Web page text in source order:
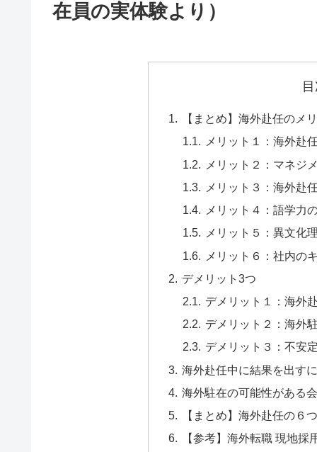
在員の実体験より）
【まとめ】海外赴任のメ
メリット１：海外赴
メリット２：マネジ
メリット３：海外赴
メリット４：語学力
メリット５：異文化
メリット６：社内の
デメリット3つ
デメリット１：海外
デメリット２：海外
デメリット３：不安
海外赴任中に結果を出す
海外駐在の可能性がある
【まとめ】海外赴任の６
【参考】海外転職 現地採